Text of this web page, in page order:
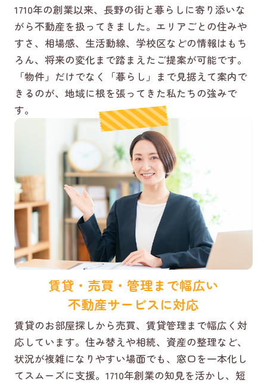
1710年の創業以来、長野の街と暮らしに寄り添いな
がら不動産を扱ってきました。エリアごとの住みや
すさ、相場感、生活動線、学校区などの情報はもち
ろん、将来の変化まで踏まえたご提案が可能です。
「物件」だけでなく「暮らし」まで見据えて案内で
きるのが、地域に根を張ってきた私たちの強みで
す。
賃貸・売買・管理まで幅広い
不動産サービスに対応
賃貸のお部屋探しから売買、賃貸管理まで幅広く対
応しています。住み替えや相続、資産の整理など、
状況が複雑になりやすい場面でも、窓口を一本化し
てスムーズに支援。1710年創業の知見を活かし、短